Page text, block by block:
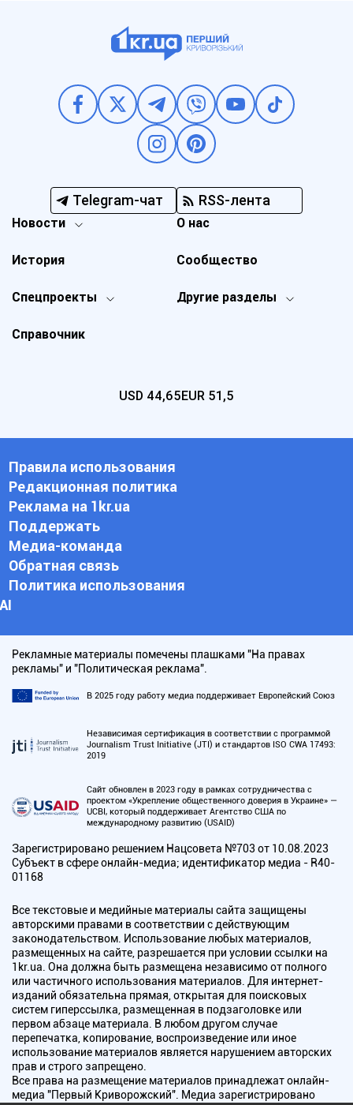
Telegram-чат RSS-лента
Новости
Спецпроекты Другие разделы
История
О нас
Справочник
Сообщество
USD 44,65EUR 51,5
Правила использования
Редакционная политика
Реклама на 1kr.ua
Поддержать
Медиа-команда
Обратная связь
Политика использования
АI
Рекламные материалы помечены плашками "На правах
рекламы" и "Политическая реклама".
В 2025 году работу медиа поддерживает Европейский Союз
Независимая сертификация в соответствии с программой
Journalism Trust Initiative (JTI) и стандартов ISO CWA 17493:
2019
Сайт обновлен в 2023 году в рамках сотрудничества с
проектом «Укрепление общественного доверия в Украине» —
UCBI, который поддерживает Агентство США по
международному развитию (USAID)
Зарегистрировано решением Нацсовета №703 от 10.08.2023
Субъект в сфере онлайн-медиа; идентификатор медиа - R40-
01168
Все текстовые и медийные материалы сайта защищены
авторскими правами в соответствии с действующим
законодательством. Использование любых материалов,
размещенных на сайте, разрешается при условии ссылки на
1kr.ua. Она должна быть размещена независимо от полного
или частичного использования материалов. Для интернет-
изданий обязательна прямая, открытая для поисковых
систем гиперссылка, размещенная в подзаголовке или
первом абзаце материала. В любом другом случае
перепечатка, копирование, воспроизведение или иное
использование материалов является нарушением авторских
прав и строго запрещено.
Все права на размещение материалов принадлежат онлайн-
медиа "Первый Криворожский". Медиа зарегистрировано